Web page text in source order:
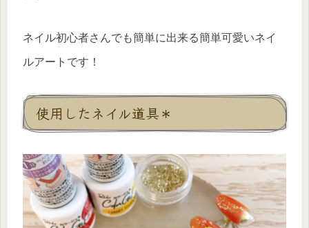
ネイル初心者さんでも簡単に出来る簡単可愛いネイ
ルアートです！
使用したネイル道具＊